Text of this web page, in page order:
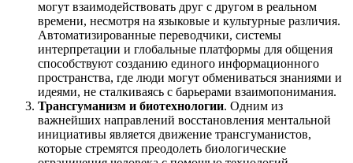
могут взаимодействовать друг с другом в реальном
времени, несмотря на языковые и культурные различия.
Автоматизированные переводчики, системы
интерпретации и глобальные платформы для общения
способствуют созданию единого информационного
пространства, где люди могут обмениваться знаниями и
идеями, не сталкиваясь с барьерами взаимопонимания.
Трансгуманизм и биотехнологии. Одним из
важнейших направлений восстановления ментальной
инициативы является движение трансгуманистов,
которые стремятся преодолеть биологические